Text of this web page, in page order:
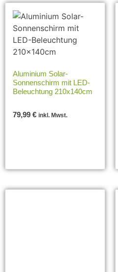
Aluminium Solar-
Sonnenschirm mit LED-
Beleuchtung 210x140cm
79,99 € inkl. Mwst.